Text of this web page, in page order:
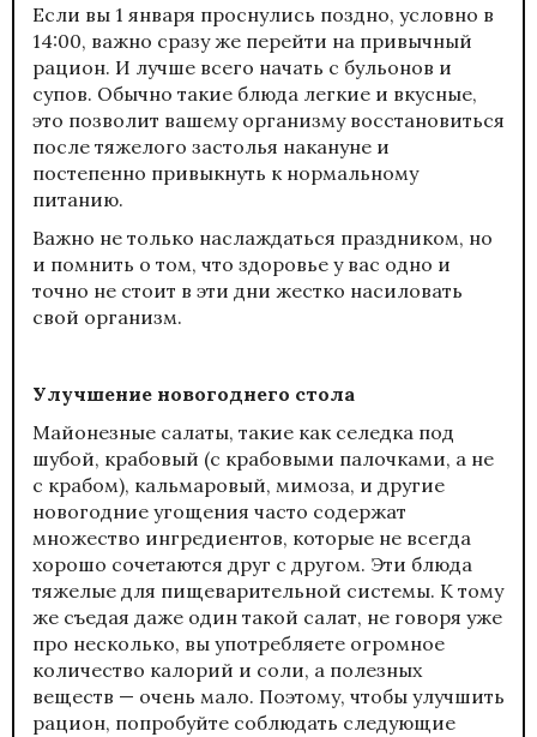
Если вы 1 января проснулись поздно, условно в
14:00, важно сразу же перейти на привычный
рацион. И лучше всего начать с бульонов и
супов. Обычно такие блюда легкие и вкусные,
это позволит вашему организму восстановиться
после тяжелого застолья накануне и
постепенно привыкнуть к нормальному
питанию.
Важно не только наслаждаться праздником, но
и помнить о том, что здоровье у вас одно и
точно не стоит в эти дни жестко насиловать
свой организм.
Улучшение новогоднего стола
Майонезные салаты, такие как селедка под
шубой, крабовый (с крабовыми палочками, а не
с крабом), кальмаровый, мимоза, и другие
новогодние угощения часто содержат
множество ингредиентов, которые не всегда
хорошо сочетаются друг с другом. Эти блюда
тяжелые для пищеварительной системы. К тому
же съедая даже один такой салат, не говоря уже
про несколько, вы употребляете огромное
количество калорий и соли, а полезных
веществ — очень мало. Поэтому, чтобы улучшить
рацион, попробуйте соблюдать следующие